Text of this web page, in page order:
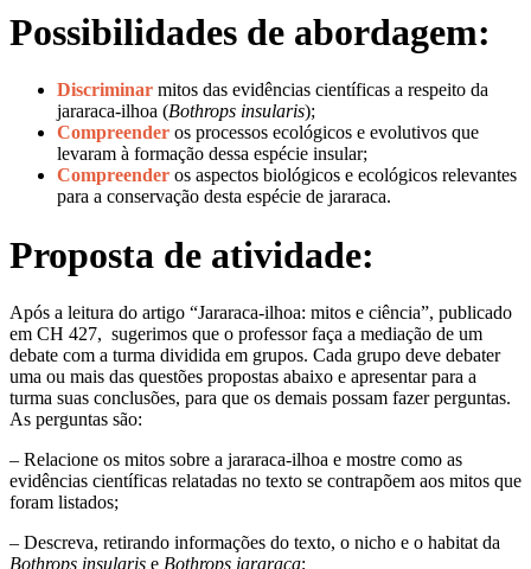
Possibilidades de abordagem:
Discriminar mitos das evidências científicas a respeito da
jararaca-ilhoa (Bothrops insularis);
Compreender os processos ecológicos e evolutivos que
levaram à formação dessa espécie insular;
Compreender os aspectos biológicos e ecológicos relevantes
para a conservação desta espécie de jararaca.
Proposta de atividade:
Após a leitura do artigo “Jararaca-ilhoa: mitos e ciência”, publicado
em CH 427, sugerimos que o professor faça a mediação de um
debate com a turma dividida em grupos. Cada grupo deve debater
uma ou mais das questões propostas abaixo e apresentar para a
turma suas conclusões, para que os demais possam fazer perguntas.
As perguntas são:
– Relacione os mitos sobre a jararaca-ilhoa e mostre como as
evidências científicas relatadas no texto se contrapõem aos mitos que
foram listados;
– Descreva, retirando informações do texto, o nicho e o habitat da
Bothrops insularis e Bothrops jararaca;